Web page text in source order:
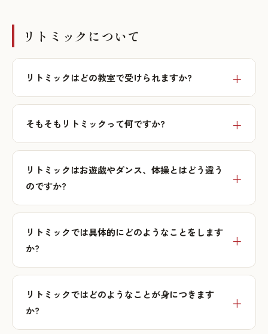
リトミックについて
リトミックはどの教室で受けられますか?
そもそもリトミックって何ですか?
リトミックはお遊戯やダンス、体操とはどう違う
のですか?
リトミックでは具体的にどのようなことをします
か?
リトミックではどのようなことが身につきます
か?